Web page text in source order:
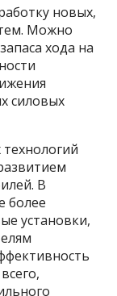
новых,
Можно
хода на
силовых
В
более
установки,